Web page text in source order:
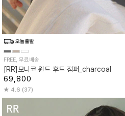
FREE, 무료배송
[RR]모니코 윈드 후드 점퍼_charcoal
69,800
4.6 (37)